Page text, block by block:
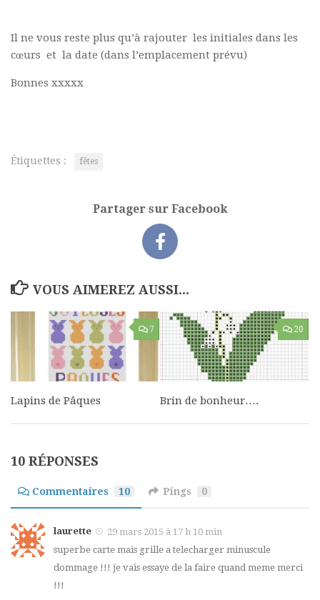
Il ne vous reste plus qu’à rajouter les initiales dans les
cœurs et la date (dans l’emplacement prévu)
Bonnes xxxxx
Étiquettes : fêtes
Partager sur Facebook
VOUS AIMEREZ AUSSI...
7
Lapins de Pâques
20
Brin de bonheur….
10 RÉPONSES
Commentaires 10 Pings 0
laurette
29 mars 2015 à 17 h 10 min
superbe carte mais grille a telecharger minuscule
dommage !!! je vais essaye de la faire quand meme merci
!!!